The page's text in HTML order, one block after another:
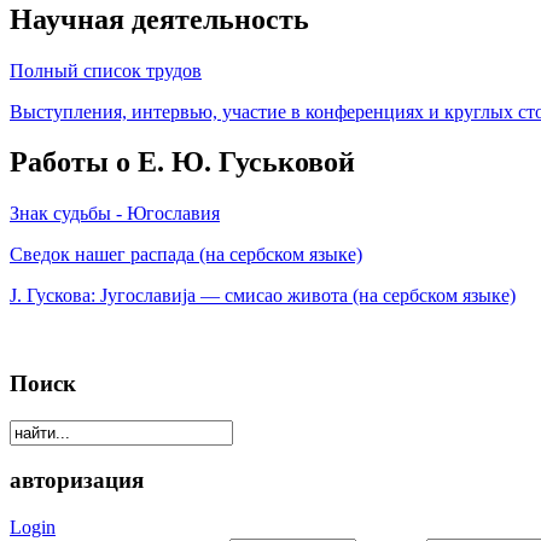
Научная деятельность
Полный список трудов
Выступления, интервью, участие в конференциях и круглых
Работы о Е. Ю. Гуськовой
Знак судьбы - Югославия
Сведок нашег распада (на сербском языке)
Ј. Гускова: Југославија — смисао живота (на сербском языке)
Поиск
авторизация
Login